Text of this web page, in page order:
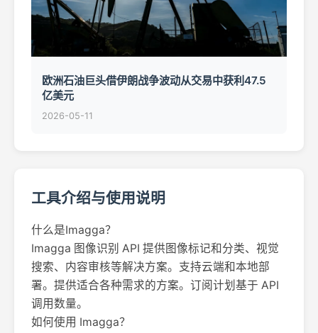
欧洲石油巨头借伊朗战争波动从交易中获利47.5
亿美元
2026-05-11
工具介绍与使用说明
什么是Imagga？
Imagga 图像识别 API 提供图像标记和分类、视觉
搜索、内容审核等解决方案。支持云端和本地部
署。提供适合各种需求的方案。订阅计划基于 API
调用数量。
如何使用 Imagga？